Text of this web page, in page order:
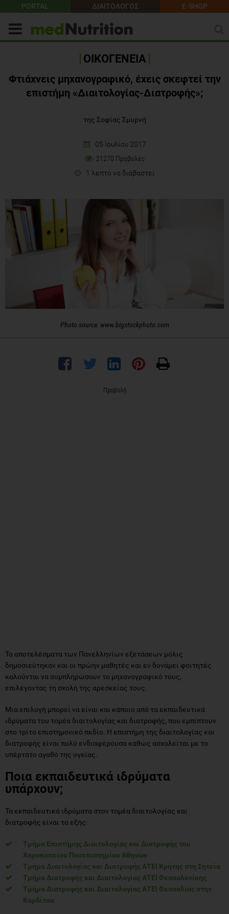
PORTAL ΔΙΑΙΤΟΛΟΓΟΣ E-SHOP
ΟΙΚΟΓΕΝΕΙΑ
Φτιάχνεις μηχανογραφικό, έχεις σκεφτεί την
επιστήμη «Διαιτολογίας-Διατροφής»;
της Σοφίας Σμυρνή
05 Ιουλίου 2017
21270 Προβολές
1 λεπτό να διαβαστεί
Photo source: www.bigstockphoto.com
Προβολή
Τα αποτελέσματα των Πανελληνίων εξετάσεων μόλις
δημοσιεύτηκαν και οι πρώην μαθητές και εν δυνάμει φοιτητές
καλούνται να συμπληρώσουν το μηχανογραφικό τους,
επιλέγοντας τη σχολή της αρεσκείας τους.
Μια επιλογή μπορεί να είναι και κάποιο από τα εκπαιδευτικά
ιδρύματα του τομέα διαιτολογίας και διατροφής, που εμπίπτουν
στο τρίτο επιστημονικό πεδίο. Η επιστήμη της διαιτολογίας και
διατροφής είναι πολύ ενδιαφέρουσα καθώς ασχολείται με το
υπέρτατο αγαθό της υγείας.
Ποια εκπαιδευτικά ιδρύματα
υπάρχουν;
Τα εκπαιδευτικά ιδρύματα στον τομέα διαιτολογίας και
διατροφής είναι τα εξής:
Τμήμα Επιστήμης Διαιτολογίας και Διατροφής του
Χαροκοπείου Πανεπιστημίου Αθηνών
Τμήμα Διαιτολογίας και Διατροφής ΑΤΕΙ Κρήτης στη Σητεία
Τμήμα Διατροφής και Διαιτολογίας ΑΤΕΙ Θεσσαλονίκης
Τμήμα Διατροφής και Διαιτολογίας ΑΤΕΙ Θεσσαλίας στην
Καρδίτσα